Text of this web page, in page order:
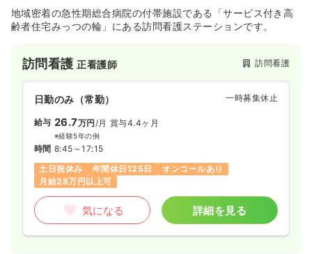
地域密着の急性期総合病院の付帯施設である「サービス付き高
齢者住宅みっつの輪」にある訪問看護ステーションです。
訪問看護正看護師 訪問看護
日勤のみ（常勤） 一時募集休止
給与 26.7万円 /月 賞与4.4ヶ月
※経験5年の例
時間 8:45～17:15
土日祝休み
年間休日125日
オンコールあり
月給28万円以上可
気になる 詳細を見る